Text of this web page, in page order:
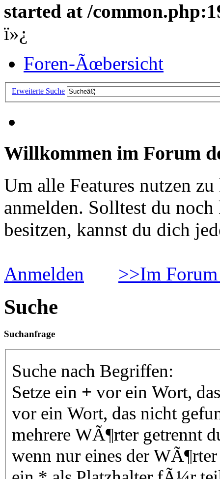
started at /
ï»¿
Foren-Ãœbersicht
Erweiterte Suche
Willkommen im Forum
Um alle Features nutzen
anmelden. Solltest du
besitzen, kannst du dich
Anmelden >>Im
Suche
Suchanfrage
Suche nach Begriffen:
Setze ein + vor ein Wort,
vor ein Wort, das nicht
mehrere WÃ¶rter getrennt
wenn nur eines der